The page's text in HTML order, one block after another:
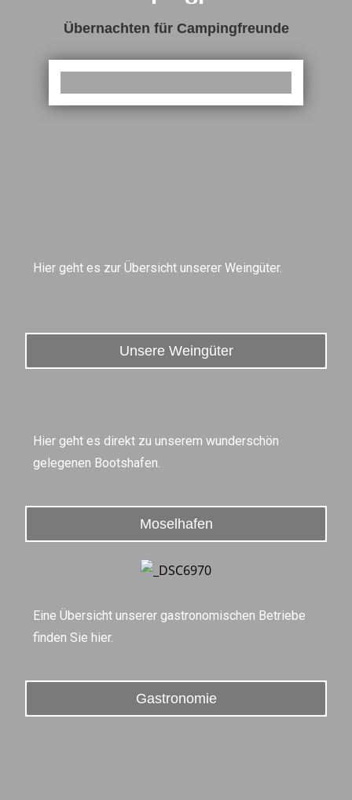
Übernachten für Campingfreunde
Hier geht es zur Übersicht unserer Weingüter.
Unsere Weingüter
Hier geht es direkt zu unserem wunderschön
gelegenen Bootshafen.
Moselhafen
Eine Übersicht unserer gastronomischen Betriebe
finden Sie hier.
Gastronomie